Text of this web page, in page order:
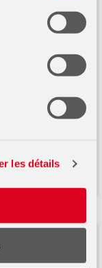
les détails